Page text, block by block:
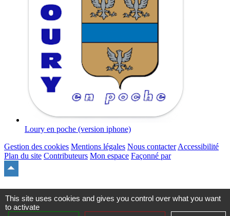
Loury en poche (version iphone)
Gestion des cookies Mentions légales Nous contacter Accessibilité
Plan du site Contributeurs Mon espace Façonné par
site
This site uses cookies and gives you control over what you want
to activate